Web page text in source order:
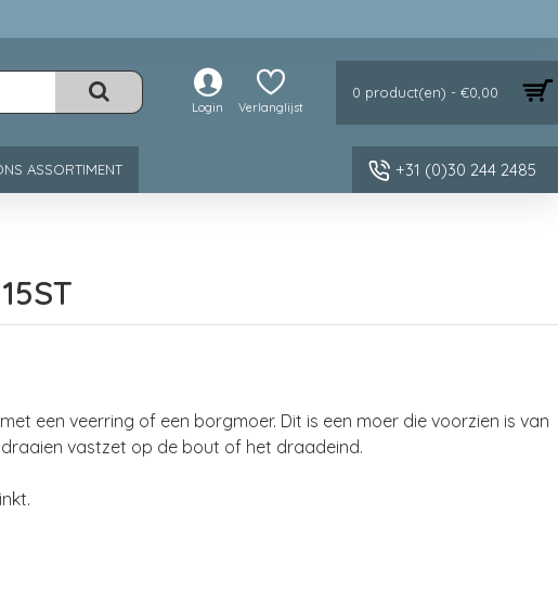
Login Verlanglijst
0 product(en) - €0,00
ASSORTIMENT +31 (0)30 244 2485
een veerring of een borgmoer. Dit is een moer die voorzien is van
vastzet op de bout of het draadeind.